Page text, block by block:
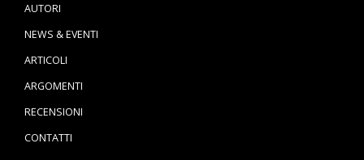
AUTORI
NEWS & EVENTI
ARTICOLI
ARGOMENTI
RECENSIONI
CONTATTI